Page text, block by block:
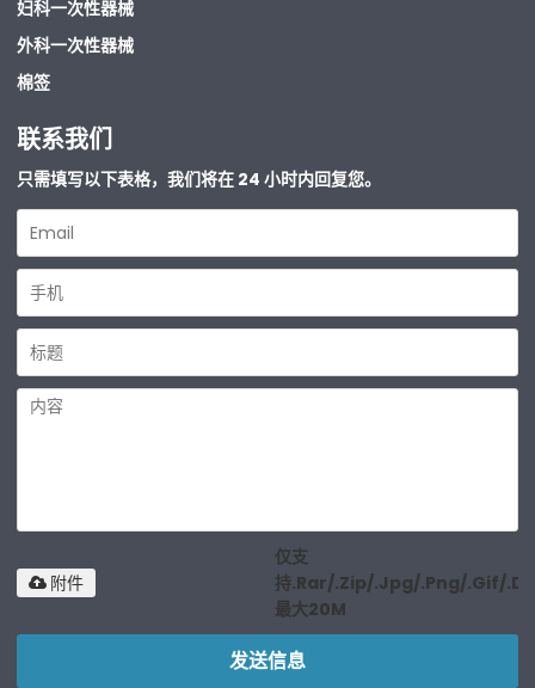
妇科一次性器械
外科一次性器械
棉签
联系我们
只需填写以下表格，我们将在 24 小时内回复您。
仅支
持.rar/.zip/.jpg/.png/.gif/
最大20M
附件
发送信息